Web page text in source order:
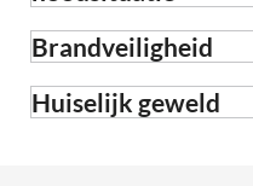
Brandveiligheid
Huiselijk geweld